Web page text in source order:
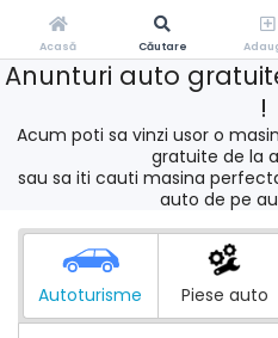
Anunturi auto
!
Acum poti sa vinzi usor o
gratuite de la
sau sa iti cauti masina
auto de pe
Autoturisme Piese auto
Acasă Căutare